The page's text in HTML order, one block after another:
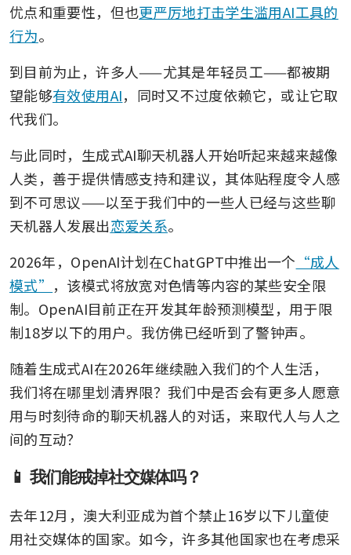
优点和重要性，但也更严厉地打击学生滥用AI工具的
行为。
到目前为止，许多人——尤其是年轻员工——都被期
望能够有效使用AI，同时又不过度依赖它，或让它取
代我们。
与此同时，生成式AI聊天机器人开始听起来越来越像
人类，善于提供情感支持和建议，其体贴程度令人感
到不可思议——以至于我们中的一些人已经与这些聊
天机器人发展出恋爱关系。
2026年，OpenAI计划在ChatGPT中推出一个 “成人
模式” ，该模式将放宽对色情等内容的某些安全限
制。OpenAI目前正在开发其年龄预测模型，用于限
制18岁以下的用户。我仿佛已经听到了警钟声。
随着生成式AI在2026年继续融入我们的个人生活，
我们将在哪里划清界限？我们中是否会有更多人愿意
用与时刻待命的聊天机器人的对话，来取代人与人之
间的互动？
📱 我们能戒掉社交媒体吗？
去年12月，澳大利亚成为首个禁止16岁以下儿童使
用社交媒体的国家。如今，许多其他国家也在考虑采